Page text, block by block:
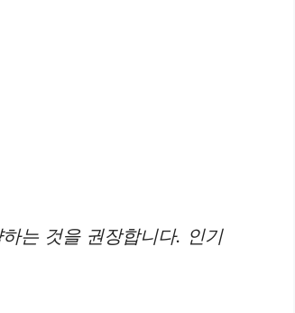
는 것을 권장합니다. 인기